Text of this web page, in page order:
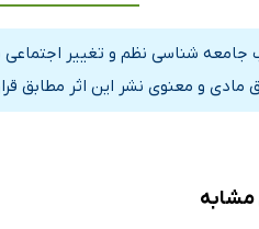
جامعه شناسی نظم و تغییر اجتماعی
مادی و معنوی نشر این اثر مطابق